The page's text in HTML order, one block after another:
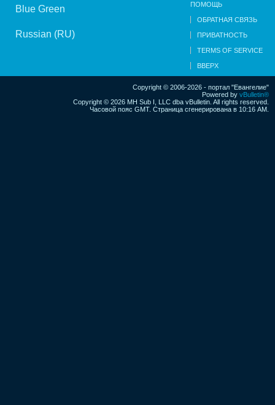
Blue Green
Russian (RU)
ПОМОЩЬ
ОБРАТНАЯ СВЯЗЬ
ПРИВАТНОСТЬ
TERMS OF SERVICE
ВВЕРХ
Copyright © 2006-2026 - портал "Евангелие"
Powered by vBulletin®
Copyright © 2026 MH Sub I, LLC dba vBulletin. All rights reserved.
Часовой пояс GMT. Страница сгенерирована в 10:16 AM.